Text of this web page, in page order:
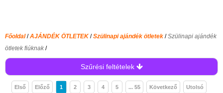
Főoldal/AJÁNDÉK ÖTLETEK /Szülinapi ajándék ötletek /Szülinapi ajándék
ötletek fiúknak /
Szűrési feltételek
Első Előző 1 2 3 4 5 ... 55 Következő Utolsó
Diafilm
Építőjáték